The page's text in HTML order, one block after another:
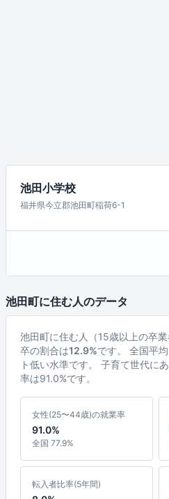
池田小学校
福井県今立郡池田町稲荷6-1
池田町に住む人のデータ
池田町に住む人（15歳以上の卒
卒の割合は12.9%です。 全国平
ト低い水準です。 子育て世代に
率は91.0%です。
女性(25〜44歳)の就業率
91.0%
全国 77.9%
転入者比率(5年間)